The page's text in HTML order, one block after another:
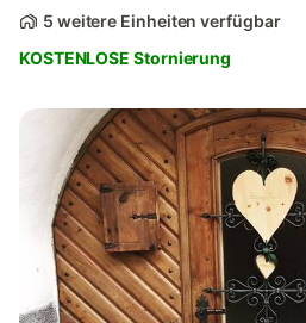
5 weitere Einheiten verfügbar
KOSTENLOSE Stornierung